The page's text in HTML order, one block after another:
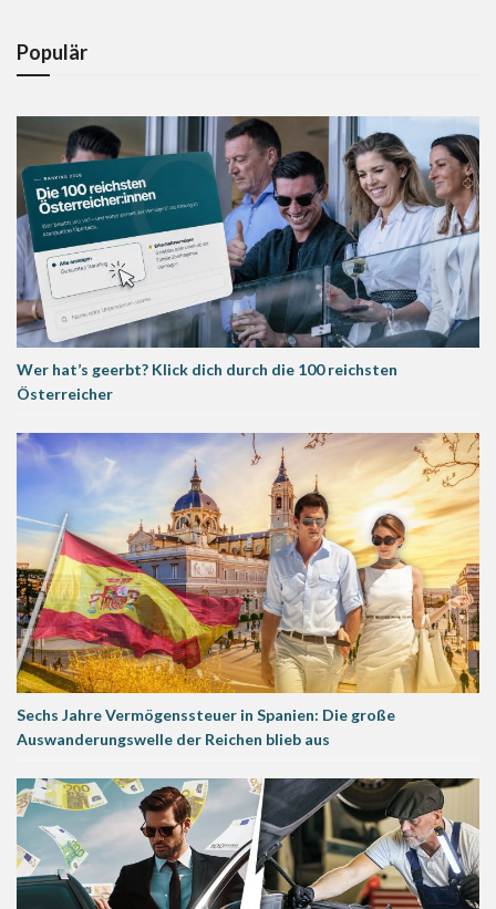
Populär
Wer hat’s geerbt? Klick dich durch die 100 reichsten
Österreicher
Sechs Jahre Vermögenssteuer in Spanien: Die große
Auswanderungswelle der Reichen blieb aus